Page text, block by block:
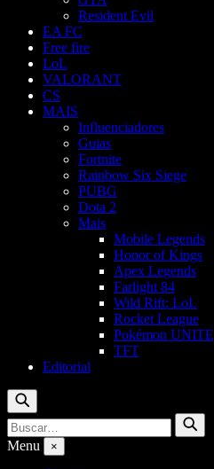
Resident Evil
EA FC
Free fire
LoL
VALORANT
CS
MAIS
Influenciadores
Guias
Fortnite
Rainbow Six Siege
PUBG
Dota 2
Mais
Mobile Legends
Honor of Kings
Apex Legends
Farlight 84
Wild Rift: LoL
Rocket League
Pokémon UNITE
TFT
Editorial
Buscar
Buscar
por:
Buscar
Menu ×